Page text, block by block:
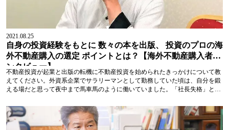
2021.08.25
自身の投資経験をもとに 数々の本を出版、 投資のプロの海
外不動産購入の選定 ポイントとは？【海外不動産購入者イ
ンタビュー】
不動産投資が起業と出版の転機に不動産投資を始められたきっかけについて教
えてください。外資系企業でサラリーマンとして勤務していた頃は、自分を鍛
える場だと思って夜中まで馬車馬のように働いていました。「社長失格」とい
が夢になりました。事業が失敗しても困らないよう副収入、特に不労所得が必
要と思...